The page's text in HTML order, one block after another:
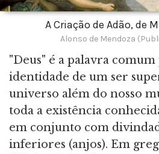
A Criação de Adão, de
Alonso de Mendoza
"Deus" é a palavra
identidade de um ser
universo além do nosso
toda a existência
em conjunto com
inferiores (anjos). Em